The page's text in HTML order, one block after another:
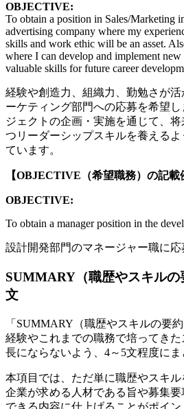
OBJECTIVE:
To obtain a position in Sales/Marketing
advertising company where my
skills and work ethic will be an asset.
where I can develop and implement new
valuable skills for future career
経験や創造力、組織力、勤勉さが
ーケティング部門への応募を希望
ジェクトの企画・実施を通じて、
つリーダーシップスキルを養える
ています。
【OBJECTIVE（希望職務）の記載
OBJECTIVE:
To obtain a manager position in the
設計開発部門のマネージャー職に応
SUMMARY（職歴やスキルの
文
「SUMMARY（職歴やスキルの要
経験やこれまでの職務で培ってき
長にならないよう、4～5文程度にま
本項目では、ただ単に職歴やスキル
企業が求める人材である旨や募集
できる内容に仕上げることがポイ